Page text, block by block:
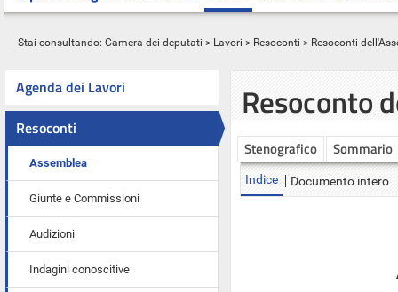
Stai consultando: Camera dei deputati > Lavori > Resoconti > Resoconti
Agenda dei Lavori
Resoconti
Assemblea
Giunte e Commissioni
Audizioni
Indagini conoscitive
Resoconto
Stenografico Sommario
Indice Documento intero